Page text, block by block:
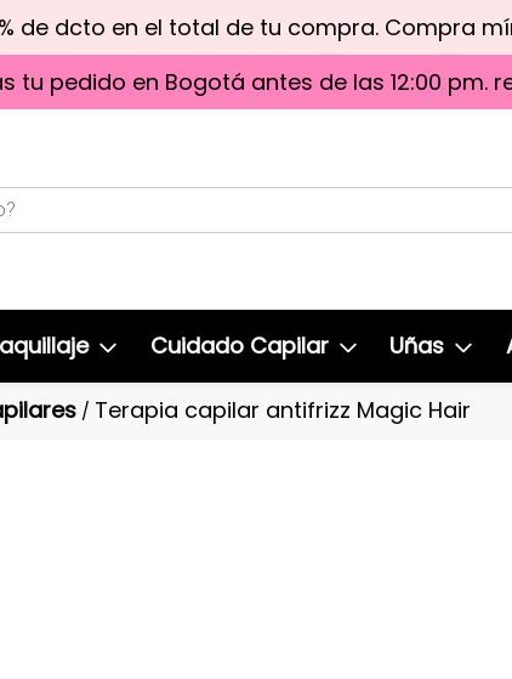
de dcto en el total de tu compra. Compra
tu pedido en Bogotá antes de las 12:00 pm.
Cuidado Capilar Uñas
/ Terapia capilar antifrizz Magic Hair